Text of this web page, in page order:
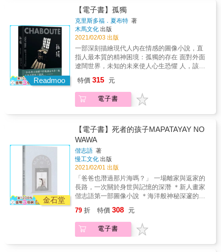
市才做出這塊黏土板，而且夢中不斷迴盪著難
解的謎樣字句──克蘇魯‧伏塔根&hellip;&hellip;
舅公想起多年前他曾在學會上聽一名警探講述
某個森林深處的殘忍血腥的祭祀儀式。 參與其
中的瘋狂信徒吶喊著同樣的話，說著只要星辰
抵達正確位置，古神將會重現地球、支配人類
── 隨著深入舅公的研究，瑟斯頓發現自己似乎
存在&hellip;&hellip;
★2018年入圍年美國艾斯納獎（Eisner
Award） ★2018年法國安古蘭國際漫畫節參展
★2019年ACBD亞洲最優秀作品獎（Prix Asie
de la Critique ACBD） ★2019年法國日本博覽
※《超越時間之影》（The Shadow Out of
Time） 洛夫克拉夫特的中篇作品《超越時間之
影》（The Shadow Out of Time）發表於1936
年，刊登於通俗廉價雜誌《驚駭科幻小說》
作品是洛夫克拉夫特的作家生涯晚期的代表
作，堪稱是「宇宙恐怖（cosmic horror）」風
格的集大成。 作品中涉及的「時光旅行（time
概念， 成為後世科幻作品的重要主題，對後來
的小說家及影像創作者的影響可說是極為深
遠。 【故事大綱】 1908年的某天，於美國米斯
卡塔尼克大學政治經濟學系擔任教授的皮斯
利，突然在教室講臺上昏厥。 接下來五年半的
時間裡，皮斯利做了許多令人難以理解的異常
行為，簡直像是變了一個人。 1913年，皮斯利
恢復了意識，卻驚覺在自己喪失記憶的期間，
依然不棄不離地陪伴在自己的身邊。 從此之
後，皮斯利便經常作令人匪夷所思的奇妙噩
夢。 在那夢境裡，名為「伊斯之偉大種族」的
古怪生物出現在遠古時代的地球上。 只要皮斯
蓋曼、史蒂芬‧金，或是東方的小林泰三，全都
受其影響，而有許多以此世界觀創作的精彩作
品。 ★20世紀的洛夫克拉夫特作品，在現代已
經較難符合當代讀者的閱讀習慣。 田邊剛的改
編為讀者帶來了理解洛夫克拉夫特作品的全新
角度。 他以電影手法寫實改編洛夫克拉夫特的
重要代表作，每一部都是媲美好萊塢億萬製作
的紙上電影。 ★手塚治蟲文化獎、艾斯納獎、
安古蘭國際漫畫節等等， 日美法權威漫畫獎項
肯定，第一位獲得世界級好評的改編洛夫克拉
夫特作品的日本漫畫家！ 【各界迴響】 RJ廉
傑克曼（阿傑）（知名Youtuber）、李函
★2018年入圍第22屆手塚治蟲文化獎決選
★2018年入圍年美國艾斯納獎（Eisner
Award） ★2018年法國安古蘭國際漫畫節參展
★2019年ACBD亞洲最優秀作品獎（Prix Asie
de la Critique ACBD） ★2019年法國日本博覽
會（JAPAN EXPO）達摩裝幀獎、插畫獎。
※《超越時間之影》（The Shadow Out of
Time） 洛夫克拉夫特的中篇作品《超越時間之
影》（The Shadow Out of Time）發表於1936
年，刊登於通俗廉價雜誌《驚駭科幻小說》
作品是洛夫克拉夫特的作家生涯晚期的代表
作，堪稱是「宇宙恐怖（cosmic horror）」風
格的集大成。 作品中涉及的「時光旅行（time
界，在幽靈世界中有群滿懷惡意的「尖酸幽
靈」他們注重幽靈的出身且對於任何不同想法
的非我族類滿懷惡意。幽靈寶寶以愛為動機，
為了尋找父母、拯救摯愛，必須收起天真，深
入敵營找到線索並迎接不確定的未知命運。 &
寬廣而抒情的圖畫，蒼涼筆觸下的場景補捉文
字未竟的情緒 & 全書共收錄八十六幅精美全頁
插畫。尼古拉・德魁西先以鉛筆速寫勾勒出生
氣蓬勃的線條，再以水彩、水墨等技法上色使
山巒疊染著淡紫粉橘，或於紛亂斗室中所憑依
的朦朧燭光&mdash;&mdash;圖像除了描繪情
節，更使光影、筆觸與色彩都滲透著主角的心
情，拓寬讀者對於故事中沒被明說的想像。 &
宛如當代寓言揭示民粹如何造就人類命運的往
復循環 & 從文字、圖畫的線索發現二戰的隱喻
和代表人物，如：戴高樂將軍、安妮・弗蘭克
和戈培爾。通過虛構的幽靈來旁觀人類過往／
現況，寓言般的結尾像是提醒著無論時代如何
前進，仇恨始終存在。 &
Readmoo
【電子書】孤獨
克里斯多福．夏布特 著
木馬文化 出版
2021/02/03 出版
一部深刻描繪現代人內在情感的圖像小說，直
指人最本質的精神困境：孤獨的存在 面對外面
遼闊世界，未知的未來使人心生恐懼 人，該選
畫詩人，克里斯多福・夏布特（Christophe
Chabout&eacute;）以細緻的圖象優美呈現人心
深處，永恆的孤寂感受以及追尋自由的渴望。
上，每天只能憑藉想像力生活。因為相貌醜
怪，他一出生就被藏在燈塔中，與世隔絕，獨
舊辭典，這也是他與外面世界的唯一連結。 在
每個孤寂的夜晚，他總是憑藉著辭典與想像
力，在腦海中編織各種奇妙、荒誕、離奇的畫
面。直到一位新進的水手幫助下，他才找到了
真正屬於他自己的人生。 作者夏布特以獨特的
緩慢節奏敘事方法勾勒出人性中關於美醜、孤
獨、膽怯、恐懼、嚮往自由&hellip;&hellip;等值
輪廓的細緻描繪，推進故事情節。同時作品也
巧妙捕捉了事物在不同角度呈現的情感意象，
充滿了神秘引人深思的哲學氣質。 《孤獨》是
特價 315 元
電子書
金石堂
【電子書】死者的孩子MAPATAYAY NO
WAWA
偕志語 著
慢工文化 出版
2021/02/01 出版
「爸爸也潛過那片海嗎？」 一場離家與返家的
長路，一次關於身世與記憶的深潛 ＊新人畫家
偕志語第一部圖像小說 ＊海洋般神秘深邃的筆
記憶，展開當代都市原住民認同的複雜路徑 從
一棟海邊的屋子開始，偕志語推開記憶之門，
帶來他的第一部圖像小說《MAPAYTAYAY NO
79 折 特價 308 元
電子書